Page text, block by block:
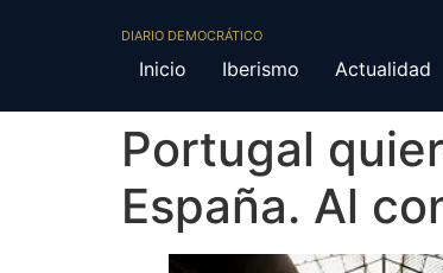
DIARIO DEMOCRÁTICO
Inicio Iberismo Actualidad
Portugal
España. Al